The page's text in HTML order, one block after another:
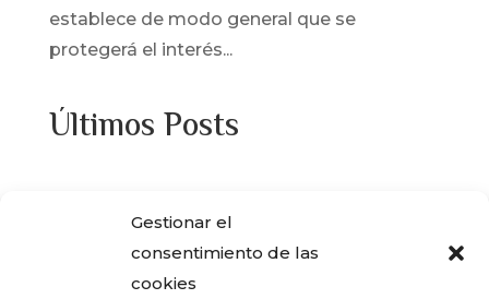
Gestionar el
consentimiento de las
cookies
establece de modo general que se
protegerá el interés...
Últimos Posts
ENCASA CIBELES compró al IVIMA en el
año 2013?